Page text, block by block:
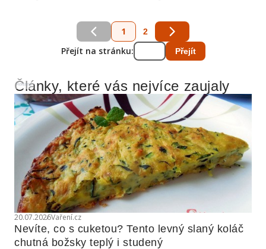
1 2
Přejít na stránku: Přejít
Reklama
Články, které vás nejvíce zaujaly
20.07.2026Vaření.cz
Nevíte, co s cuketou? Tento levný slaný koláč
chutná božsky teplý i studený